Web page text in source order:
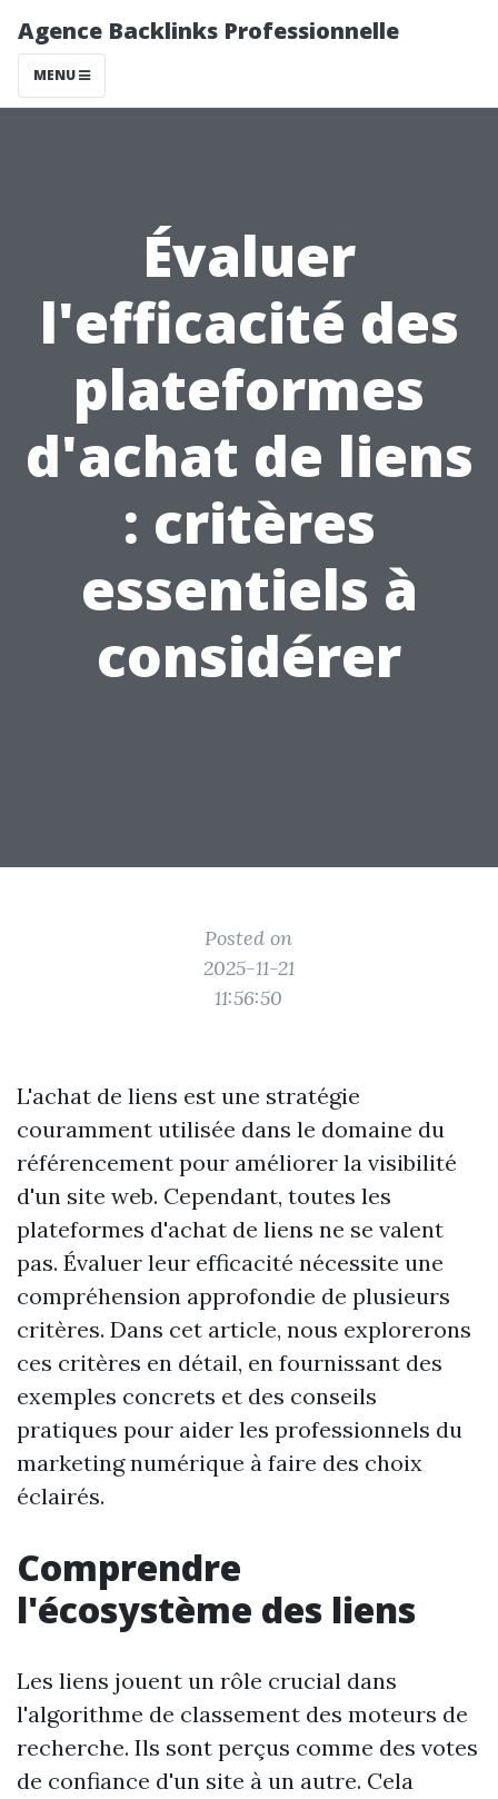
Agence Backlinks Professionnelle
MENU
Évaluer
l'efficacité des
plateformes
d'achat de liens
: critères
essentiels à
considérer
Posted on
2025-11-21
11:56:50
L'achat de liens est une stratégie
couramment utilisée dans le domaine du
référencement pour améliorer la visibilité
d'un site web. Cependant, toutes les
plateformes d'achat de liens ne se valent
pas. Évaluer leur efficacité nécessite une
compréhension approfondie de plusieurs
critères. Dans cet article, nous explorerons
ces critères en détail, en fournissant des
exemples concrets et des conseils
pratiques pour aider les professionnels du
marketing numérique à faire des choix
éclairés.
Comprendre
l'écosystème des liens
Les liens jouent un rôle crucial dans
l'algorithme de classement des moteurs de
recherche. Ils sont perçus comme des votes
de confiance d'un site à un autre. Cela